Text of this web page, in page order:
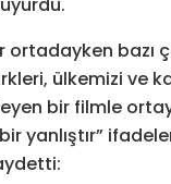
ortadayken bazı
ülkemizi ve
bir filmle
yanlıştır”